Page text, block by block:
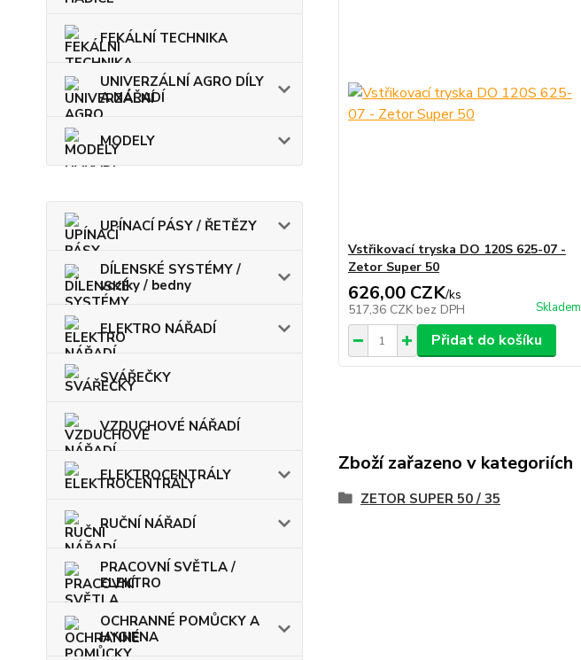
FEKÁLNÍ TECHNIKA
UNIVERZÁLNÍ AGRO DÍLY
A NÁŘADÍ
MODELY
UPÍNACÍ PÁSY / ŘETĚZY
DÍLENSKÉ SYSTÉMY /
vozíky / bedny
ELEKTRO NÁŘADÍ
SVÁŘEČKY
VZDUCHOVÉ NÁŘADÍ
ELEKTROCENTRÁLY
RUČNÍ NÁŘADÍ
PRACOVNÍ SVĚTLA /
ELEKTRO
OCHRANNÉ POMŮCKY A
HYGIENA
Vstřikovací tryska DO 120S 625-07 -
Zetor Super 50
626,00 CZK/ks
517,36 CZK bez DPH Skladem
Přidat do košíku
Zboží zařazeno v kategoriích
ZETOR SUPER 50 / 35